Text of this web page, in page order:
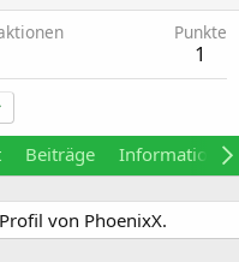
Punkte
1
Beiträge Informationen
von PhoenixX.